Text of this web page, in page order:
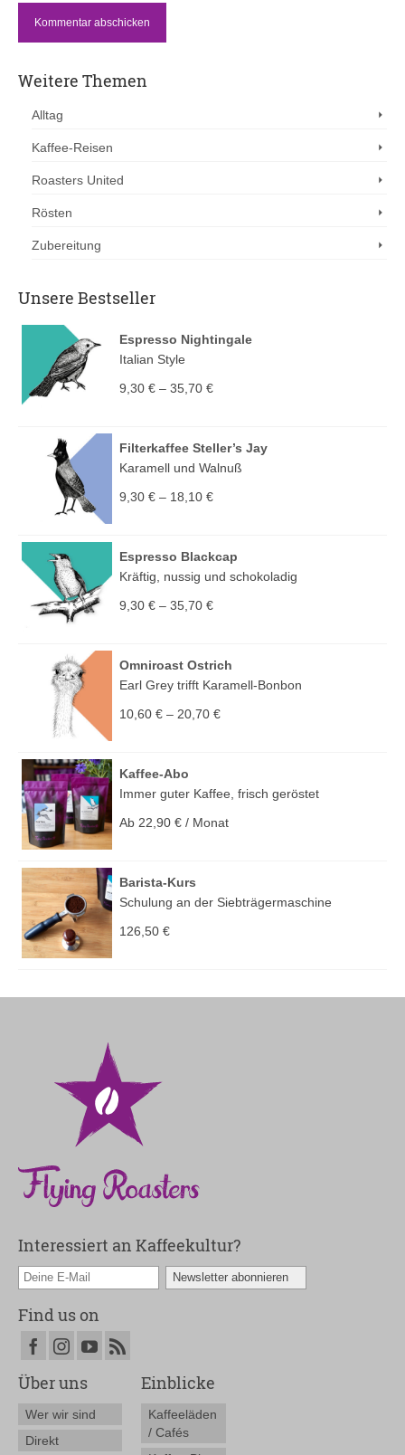
Weitere Themen
Alltag
Kaffee-Reisen
Roasters United
Rösten
Zubereitung
Unsere Bestseller
Espresso Nightingale
Italian Style
9,30 € – 35,70 €
Filterkaffee Steller’s Jay
Karamell und Walnuß
9,30 € – 18,10 €
Espresso Blackcap
Kräftig, nussig und schokoladig
9,30 € – 35,70 €
Omniroast Ostrich
Earl Grey trifft Karamell-Bonbon
10,60 € – 20,70 €
Kaffee-Abo
Immer guter Kaffee, frisch geröstet
Ab 22,90 € / Monat
Barista-Kurs
Schulung an der Siebträgermaschine
126,50 €
Interessiert an Kaffeekultur?
Find us on
Über uns
Wer wir sind
Direkt
Einblicke
Kaffeeläden
/ Cafés